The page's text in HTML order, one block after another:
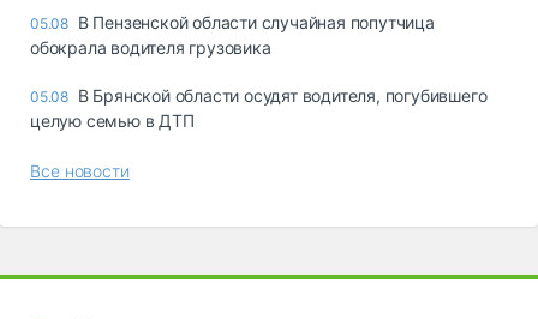
05.08 В Пензенской области случайная попутчица
обокрала водителя грузовика
05.08 В Брянской области осудят водителя, погубившего
целую семью в ДТП
Все новости